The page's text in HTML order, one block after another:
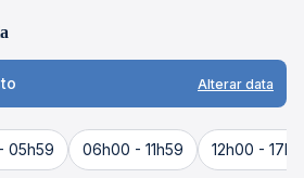
Alterar data
05h59 06h00 - 11h59 12h00 -